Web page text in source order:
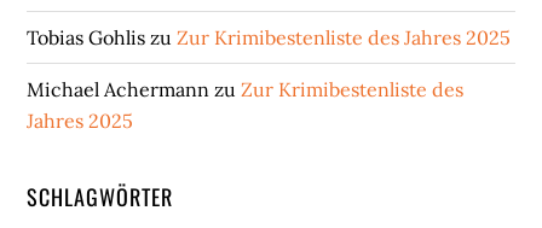
Tobias Gohlis zuZur Krimibestenliste des Jahres 2025
Michael Achermann zuZur Krimibestenliste des
Jahres 2025
SCHLAGWÖRTER